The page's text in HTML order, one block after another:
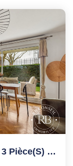
Appartement Chatenay Malabry 3 Pièce(s) 60.10 M2